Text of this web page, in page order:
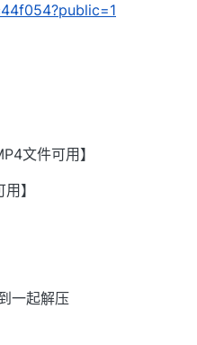
文件可用】
】
一起解压